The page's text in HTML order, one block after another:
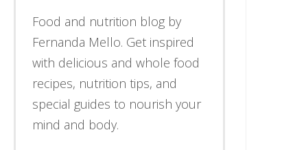
Food and nutrition blog by
Fernanda Mello. Get inspired
with delicious and whole food
recipes, nutrition tips, and
special guides to nourish your
mind and body.